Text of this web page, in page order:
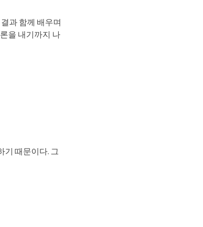
과 함께 배우며
을 내기까지 나
기 때문이다. 그